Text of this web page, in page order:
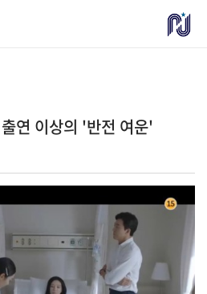
연 이상의 '반전 여운'